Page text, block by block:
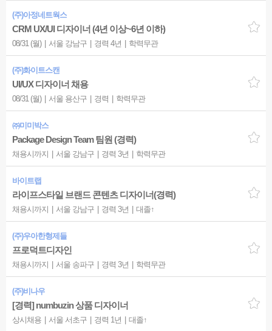
(주)아정네트웍스
CRM UX/UI 디자이너 (4년 이상~6년 이하)
08/31 (월) 서울 강남구 경력 4년 학력무관
(주)화이트스캔
UI/UX 디자이너 채용
08/31 (월) 서울 용산구 경력 학력무관
㈜미미박스
Package Design Team 팀원 (경력)
채용시까지 서울 강남구 경력 3년 학력무관
바이트랩
라이프스타일 브랜드 콘텐츠 디자이너(경력)
채용시까지 서울 강남구 경력 3년 대졸↑
(주)우아한형제들
프로덕트디자인
채용시까지 서울 송파구 경력 3년 학력무관
(주)비나우
[경력] numbuzin 상품 디자이너
상시채용 서울 서초구 경력 1년 대졸↑